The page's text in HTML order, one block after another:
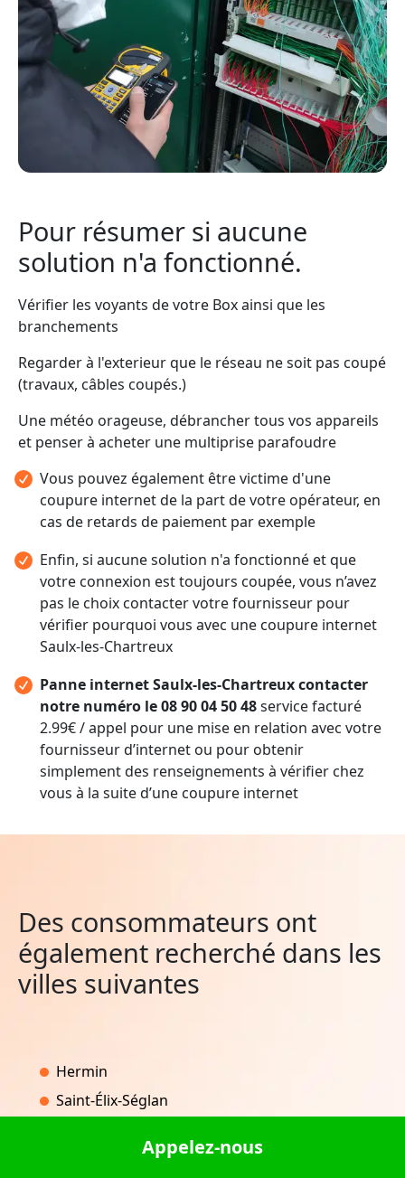
Pour résumer si aucune
solution n'a fonctionné.
Vérifier les voyants de votre Box ainsi que les
branchements
Regarder à l'exterieur que le réseau ne soit pas coupé
(travaux, câbles coupés.)
Une météo orageuse, débrancher tous vos appareils
et penser à acheter une multiprise parafoudre
Vous pouvez également être victime d'une
coupure internet de la part de votre opérateur, en
cas de retards de paiement par exemple
Enfin, si aucune solution n'a fonctionné et que
votre connexion est toujours coupée, vous n’avez
pas le choix contacter votre fournisseur pour
vérifier pourquoi vous avec une coupure internet
Saulx-les-Chartreux
Panne internet Saulx-les-Chartreux contacter
notre numéro le 08 90 04 50 48service facturé
2.99€ / appel pour une mise en relation avec votre
fournisseur d’internet ou pour obtenir
simplement des renseignements à vérifier chez
vous à la suite d’une coupure internet
Des consommateurs ont
également recherché dans les
villes suivantes
Hermin
Saint-Élix-Séglan
Appelez-nous